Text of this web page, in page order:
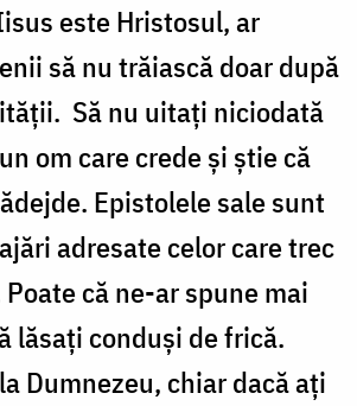
este Hristosul, ar
să nu trăiască doar după
Să nu uitați niciodată
om care crede și știe că
Epistolele sale sunt
adresate celor care trec
că ne-ar spune mai
lăsați conduși de frică.
Dumnezeu, chiar dacă ați